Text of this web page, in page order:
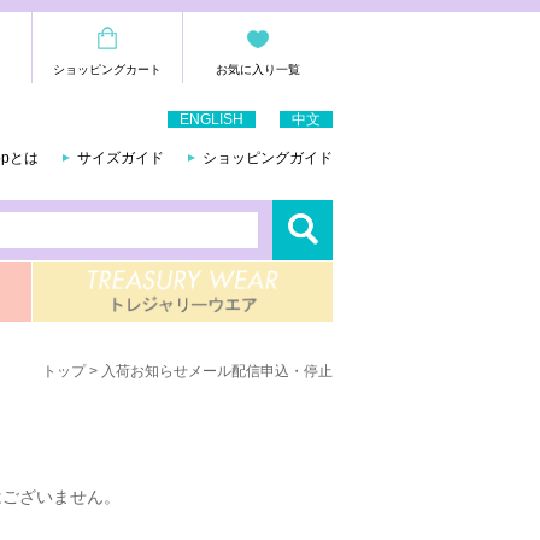
ショッピングカート お気に入り一覧
ENGLISH 中文
とは サイズガイド ショッピングガイド
トップ> 入荷お知らせメール配信申込・停止
ざいません。